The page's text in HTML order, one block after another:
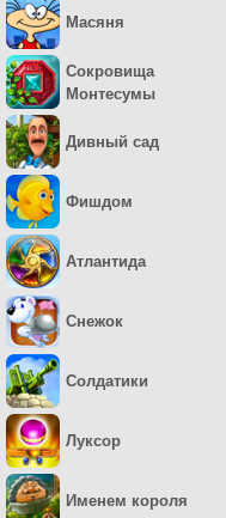
Масяня
Сокровища
Монтесумы
Дивный сад
Фишдом
Атлантида
Снежок
Солдатики
Луксор
Именем короля